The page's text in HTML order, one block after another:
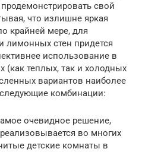
свой
что излишне яркая
крайней мере, для
стен придется
использование в
(как теплых, так и холодных
вариантов наиболее
комбинации:
очевидное решение,
во многих
детские комнаты в